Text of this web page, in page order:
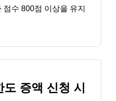
수 800점 이상을 유지
증액 신청 시